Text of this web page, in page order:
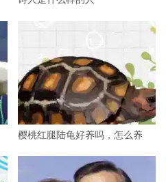
樱桃红腿陆龟好养吗，怎么养